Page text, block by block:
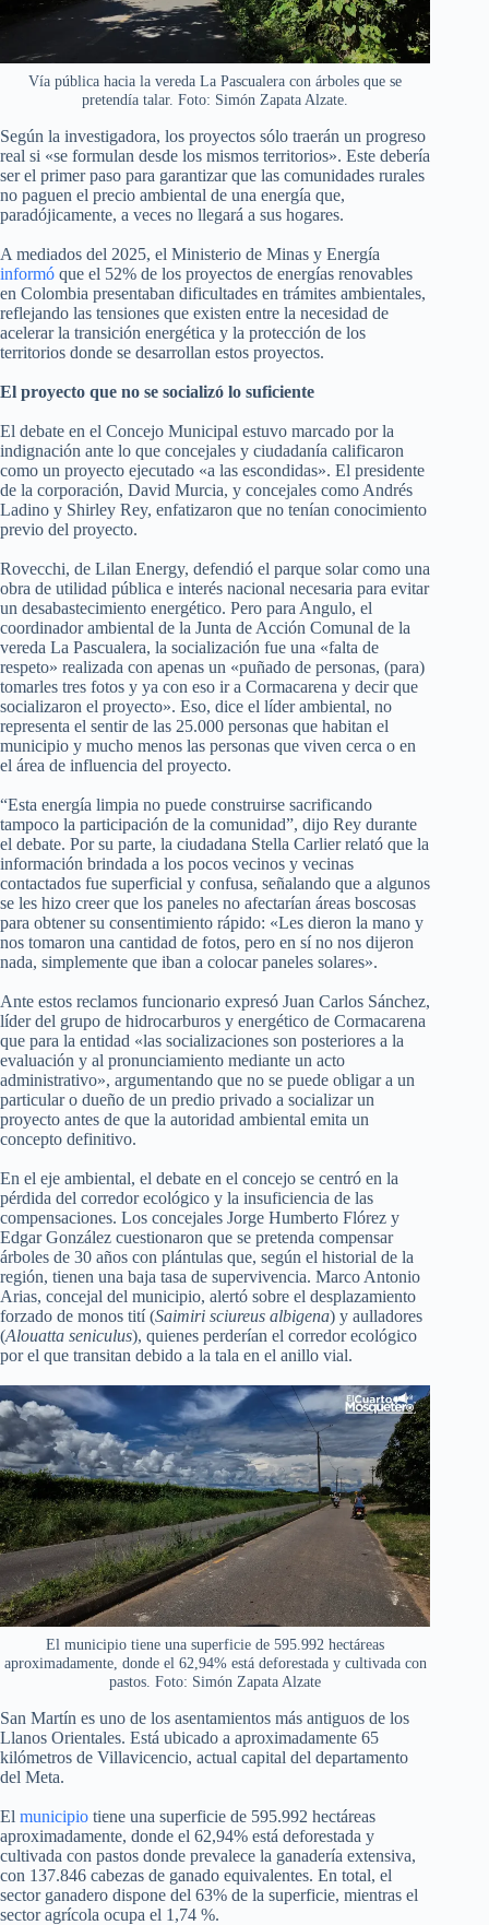
Vía pública hacia la vereda La Pascualera con árboles que se
pretendía talar. Foto: Simón Zapata Alzate.
Según la investigadora, los proyectos sólo traerán un progreso
real si «se formulan desde los mismos territorios». Este debería
ser el primer paso para garantizar que las comunidades rurales
no paguen el precio ambiental de una energía que,
paradójicamente, a veces no llegará a sus hogares.
A mediados del 2025, el Ministerio de Minas y Energía
informó que el 52% de los proyectos de energías renovables
en Colombia presentaban dificultades en trámites ambientales,
reflejando las tensiones que existen entre la necesidad de
acelerar la transición energética y la protección de los
territorios donde se desarrollan estos proyectos.
El proyecto que no se socializó lo suficiente
El debate en el Concejo Municipal estuvo marcado por la
indignación ante lo que concejales y ciudadanía calificaron
como un proyecto ejecutado «a las escondidas». El presidente
de la corporación, David Murcia, y concejales como Andrés
Ladino y Shirley Rey, enfatizaron que no tenían conocimiento
previo del proyecto.
Rovecchi, de Lilan Energy, defendió el parque solar como una
obra de utilidad pública e interés nacional necesaria para evitar
un desabastecimiento energético. Pero para Angulo, el
coordinador ambiental de la Junta de Acción Comunal de la
vereda La Pascualera, la socialización fue una «falta de
respeto» realizada con apenas un «puñado de personas, (para)
tomarles tres fotos y ya con eso ir a Cormacarena y decir que
socializaron el proyecto». Eso, dice el líder ambiental, no
representa el sentir de las 25.000 personas que habitan el
municipio y mucho menos las personas que viven cerca o en
el área de influencia del proyecto.
“Esta energía limpia no puede construirse sacrificando
tampoco la participación de la comunidad”, dijo Rey durante
el debate. Por su parte, la ciudadana Stella Carlier relató que la
información brindada a los pocos vecinos y vecinas
contactados fue superficial y confusa, señalando que a algunos
se les hizo creer que los paneles no afectarían áreas boscosas
para obtener su consentimiento rápido: «Les dieron la mano y
nos tomaron una cantidad de fotos, pero en sí no nos dijeron
nada, simplemente que iban a colocar paneles solares».
Ante estos reclamos funcionario expresó Juan Carlos Sánchez,
líder del grupo de hidrocarburos y energético de Cormacarena
que para la entidad «las socializaciones son posteriores a la
evaluación y al pronunciamiento mediante un acto
administrativo», argumentando que no se puede obligar a un
particular o dueño de un predio privado a socializar un
proyecto antes de que la autoridad ambiental emita un
concepto definitivo.
En el eje ambiental, el debate en el concejo se centró en la
pérdida del corredor ecológico y la insuficiencia de las
compensaciones. Los concejales Jorge Humberto Flórez y
Edgar González cuestionaron que se pretenda compensar
árboles de 30 años con plántulas que, según el historial de la
región, tienen una baja tasa de supervivencia. Marco Antonio
Arias, concejal del municipio, alertó sobre el desplazamiento
forzado de monos tití (Saimiri sciureus albigena) y aulladores
(Alouatta seniculus), quienes perderían el corredor ecológico
por el que transitan debido a la tala en el anillo vial.
El municipio tiene una superficie de 595.992 hectáreas
aproximadamente, donde el 62,94% está deforestada y cultivada con
pastos. Foto: Simón Zapata Alzate
San Martín es uno de los asentamientos más antiguos de los
Llanos Orientales. Está ubicado a aproximadamente 65
kilómetros de Villavicencio, actual capital del departamento
del Meta.
El municipio tiene una superficie de 595.992 hectáreas
aproximadamente, donde el 62,94% está deforestada y
cultivada con pastos donde prevalece la ganadería extensiva,
con 137.846 cabezas de ganado equivalentes. En total, el
sector ganadero dispone del 63% de la superficie, mientras el
sector agrícola ocupa el 1,74 %.